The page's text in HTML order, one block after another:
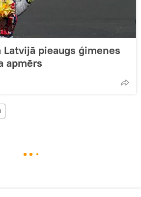
Latvijā pieaugs ģimenes
apmērs